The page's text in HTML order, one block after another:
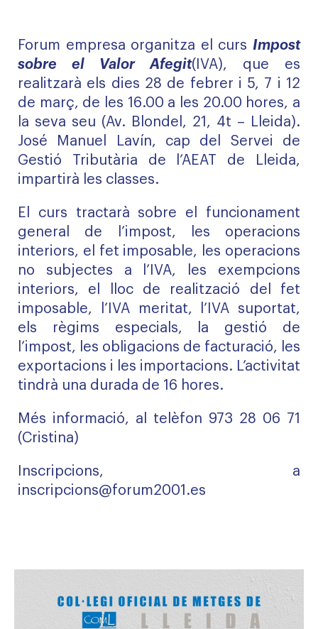
Forum empresa organitza el curs Impost
sobre el Valor Afegit(IVA), que es
realitzarà els dies 28 de febrer i 5, 7 i 12
de març, de les 16.00 a les 20.00 hores, a
la seva seu (Av. Blondel, 21, 4t – Lleida).
José Manuel Lavín, cap del Servei de
Gestió Tributària de l’AEAT de Lleida,
impartirà les classes.
El curs tractarà sobre el funcionament
general de l’impost, les operacions
interiors, el fet imposable, les operacions
no subjectes a l’IVA, les exempcions
interiors, el lloc de realització del fet
imposable, l’IVA meritat, l’IVA suportat,
els règims especials, la gestió de
l’impost, les obligacions de facturació, les
exportacions i les importacions. L’activitat
tindrà una durada de 16 hores.
Més informació, al telèfon 973 28 06 71
(Cristina)
Inscripcions, a
inscripcions@forum2001.es